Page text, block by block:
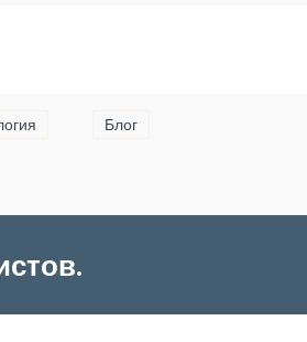
Блог